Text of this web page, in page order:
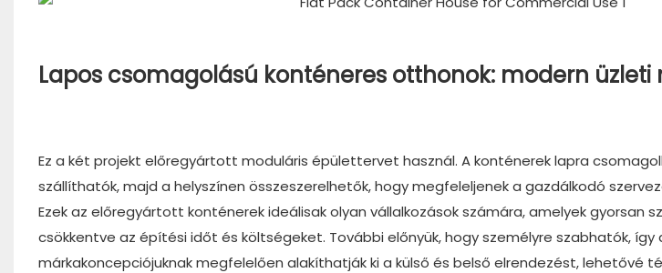
Lapos csomagolású konténeres otthonok: modern üzleti
Ez a két projekt előregyártott moduláris épülettervet használ. A konténerek lapra
szállíthatók, majd a helyszínen összeszerelhetők, hogy megfeleljenek a gazdálkodó
Ezek az előregyártott konténerek ideálisak olyan vállalkozások számára, amelyek gyorsan
csökkentve az építési időt és költségeket. További előnyük, hogy személyre szabhatók, így
márkakoncepciójuknak megfelelően alakíthatják ki a külső és belső elrendezést, lehetővé